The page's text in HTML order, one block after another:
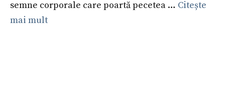
semne corporale care poartă pecetea … Citește
mai mult